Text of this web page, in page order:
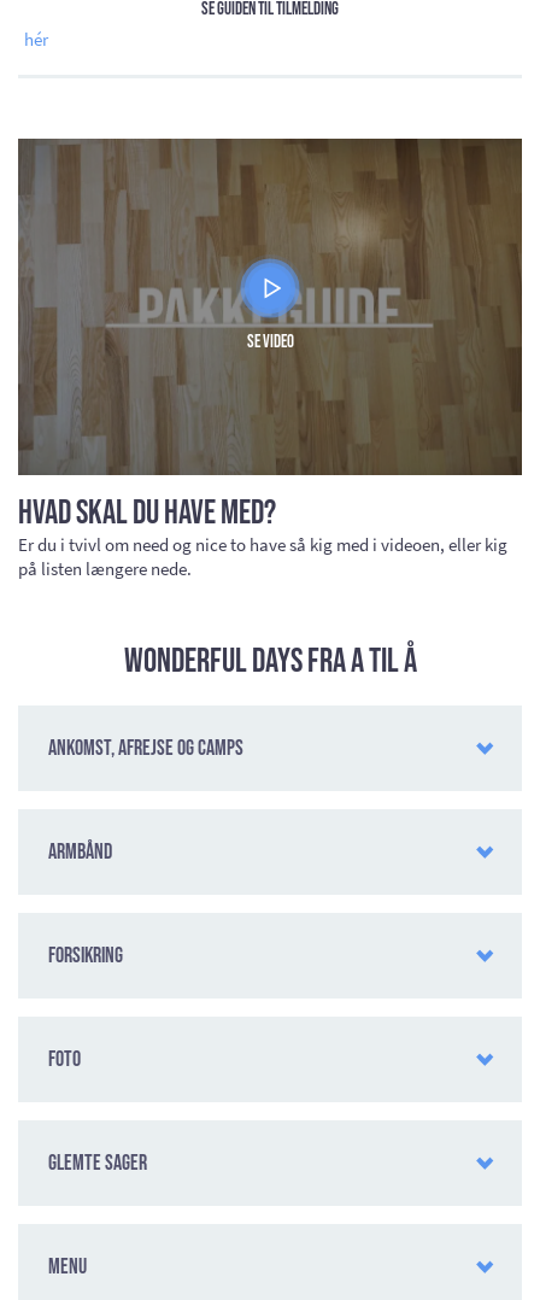
Se guiden til tilmelding
hér
Hvad skal du have med?
Er du i tvivl om need og nice to have så kig med i videoen, eller kig
på listen længere nede.
Se video
Wonderful Days fra A til Å
Ankomst, afrejse og camps
Armbånd
Forsikring
Foto
Glemte sager
Menu